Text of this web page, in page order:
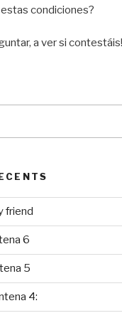
condiciones?
a ver si
friend
6
5
4: